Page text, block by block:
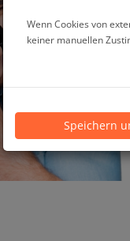
Wenn Cookies von
keiner manuellen
Speichern